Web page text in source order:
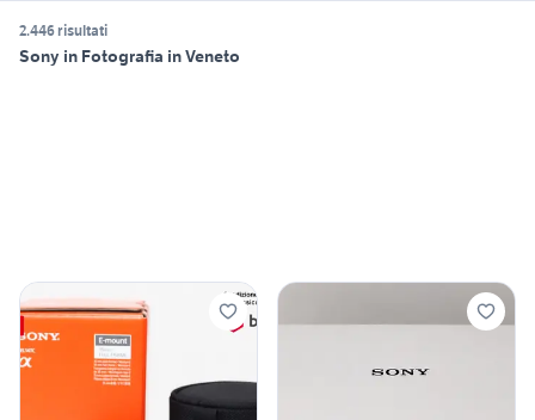
2.446 risultati
Sony in Fotografia in Veneto